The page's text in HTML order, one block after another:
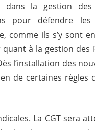
dans la gestion des
pour défendre les
ils s’y sont
à la gestion des
l’installation des
de certaines règles
La CGT sera